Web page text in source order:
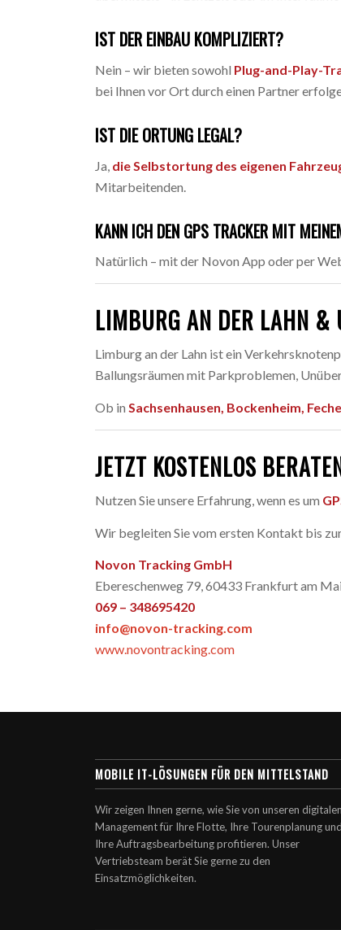
IST DER EINBAU KOMPLIZIERT?
Nein – wir bieten sowohl Plug-and-Play-
bei Ihnen vor Ort durch einen Partner
IST DIE ORTUNG LEGAL?
Ja, die Selbstortung des eigenen
Mitarbeitenden.
KANN ICH DEN GPS TRACKER MIT
Natürlich – mit der Novon App oder per
LIMBURG AN DER LAHN &
Limburg an der Lahn ist ein
Ballungsräumen mit Parkproblemen,
Ob inSachsenhausen, Bockenheim,
JETZT KOSTENLOS
Nutzen Sie unsere Erfahrung, wenn es um
Wir begleiten Sie vom ersten Kontakt bis
Novon Tracking GmbH
Ebereschenweg 79, 60433 Frankfurt am
069 – 348695420
info@novon-tracking.com
www.novontracking.com
MOBILE IT-LÖSUNGEN FÜR DEN MITTELSTAND
Wir zeigen Ihnen gerne, wie Sie von unseren digitalen
Management für Ihre Flotte, Ihre Tourenplanung und
Ihre Auftragsbearbeitung profitieren. Unser
Vertriebsteam berät Sie gerne zu den
Einsatzmöglichkeiten.